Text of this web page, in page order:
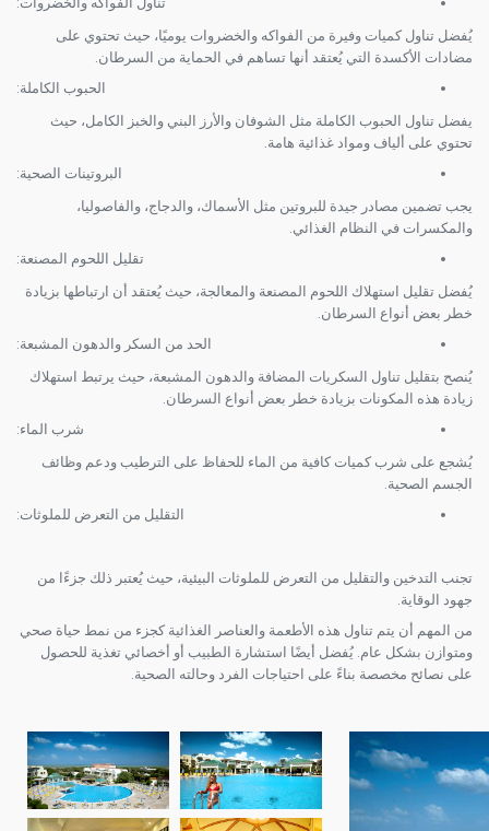
يُفضل تناول كميات وفيرة من الفواكه والخضروات يوميًا، حيث تحتوي على
مضادات الأكسدة التي يُعتقد أنها تساهم في الحماية من السرطان.
الحبوب الكاملة:
يفضل تناول الحبوب الكاملة مثل الشوفان والأرز البني والخبز الكامل، حيث
تحتوي على ألياف ومواد غذائية هامة.
البروتينات الصحية:
يجب تضمين مصادر جيدة للبروتين مثل الأسماك، والدجاج، والفاصوليا،
والمكسرات في النظام الغذائي.
تقليل اللحوم المصنعة:
يُفضل تقليل استهلاك اللحوم المصنعة والمعالجة، حيث يُعتقد أن ارتباطها بزيادة
خطر بعض أنواع السرطان.
الحد من السكر والدهون المشبعة:
يُنصح بتقليل تناول السكريات المضافة والدهون المشبعة، حيث يرتبط استهلاك
زيادة هذه المكونات بزيادة خطر بعض أنواع السرطان.
شرب الماء:
يُشجع على شرب كميات كافية من الماء للحفاظ على الترطيب ودعم وظائف
الجسم الصحية.
التقليل من التعرض للملوثات:
تجنب التدخين والتقليل من التعرض للملوثات البيئية، حيث يُعتبر ذلك جزءًا من
جهود الوقاية.
من المهم أن يتم تناول هذه الأطعمة والعناصر الغذائية كجزء من نمط حياة صحي
ومتوازن بشكل عام. يُفضل أيضًا استشارة الطبيب أو أخصائي تغذية للحصول
على نصائح مخصصة بناءً على احتياجات الفرد وحالته الصحية.